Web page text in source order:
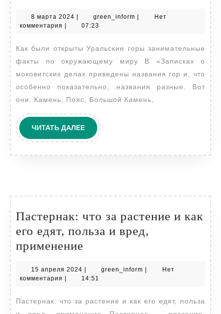
открыты
факты
по
окружающему
8 марта 2024 8
марта
| green_inform green_inform
|
Нет
комментария | 07:23
Как были открыты Уральские горы занимательные
факты по окружающему миру В «Записках о
моковитских делах приведены названия гор и, что
особенно показательно, названия разные. Вот
они: Камень, Пояс, Большой Камень,
ЧИТАТЬ ДАЛЕЕЧИТАТЬ
ДАЛЕЕ
Пастернак: что за растение и как
его едят, польза и вред,
применение
за
и
15 апреля 2024 15
апреля
green_inform green_inform
Нет
комментария
14:51
Пастернак: что за растение и как его едят, польза